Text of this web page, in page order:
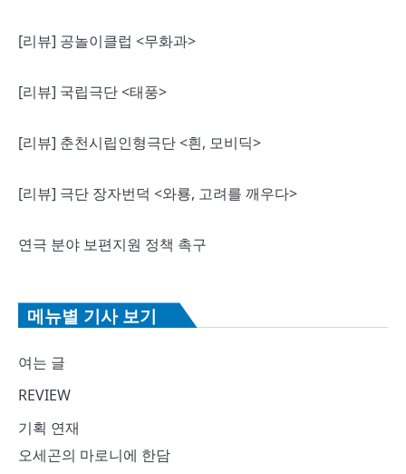
[리뷰] 공놀이클럽 <무화과>
[리뷰] 국립극단 <태풍>
[리뷰] 춘천시립인형극단 <흰, 모비딕>
[리뷰] 극단 장자번덕 <와룡, 고려를 깨우다>
연극 분야 보편지원 정책 촉구
메뉴별 기사 보기
여는 글
REVIEW
기획 연재
오세곤의 마로니에 한담